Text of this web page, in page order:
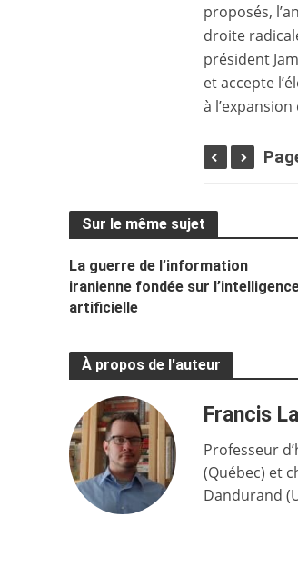
proposés,
droite
président
et accepte
à
Sur le même sujet
La guerre de l’information
iranienne fondée sur
artificielle
À propos de l'auteur
Francis
Professeur
(Québec) et
Dandurand